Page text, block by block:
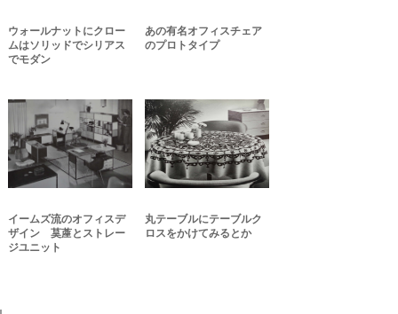
ウォールナットにクロー
ムはソリッドでシリアス
でモダン
あの有名オフィスチェア
のプロトタイプ
イームズ流のオフィスデ
ザイン 茣蓙とストレー
ジユニット
丸テーブルにテーブルク
ロスをかけてみるとか